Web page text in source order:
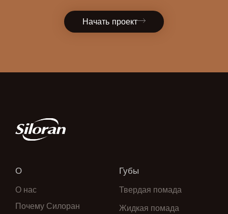
Начать проект
О
О нас
Почему Силоран
Губы
Твердая помада
Жидкая помада